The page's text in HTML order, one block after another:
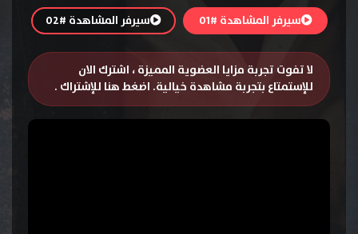
سيرفر المشاهدة #01 سيرفر المشاهدة #02
لا تفوت تجربة مزايا العضوية المميزة ، اشترك الان
للإستمتاع بتجربة مشاهدة خيالية. اضغط هنا للإشتراك .